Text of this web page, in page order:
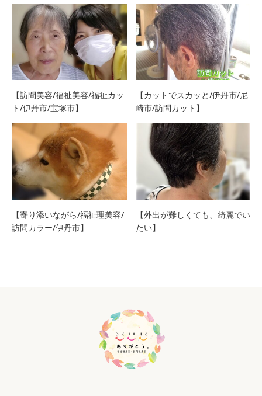
【訪問美容/福祉美容/福祉カッ
ト/伊丹市/宝塚市】
【カットでスカッと/伊丹市/尼
崎市/訪問カット】
【寄り添いながら/福祉理美容/
訪問カラー/伊丹市】
【外出が難しくても、綺麗でい
たい】